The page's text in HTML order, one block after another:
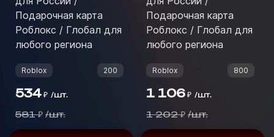
Подарочная карта
Роблокс / Глобал для
любого региона
Roblox 200
534 ₽ /шт.
581 ₽ /шт.
Подарочная карта
Роблокс / Глобал для
любого региона
Roblox 800
1 106 ₽ /шт.
1 202 ₽ /шт.